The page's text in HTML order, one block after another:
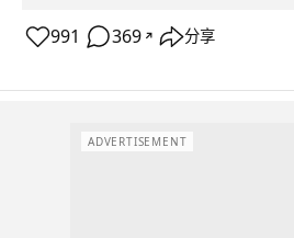
991 369 ↗ 分享
ADVERTISEMENT